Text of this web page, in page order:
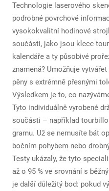
Technologie laserového
podrobné povrchové
vysokokvalitní hodinové
součásti, jako jsou klece
kalendáře a ty působivé
znamená? Umožňuje
pěny s extrémně přesnými
Výsledkem je to, co
Tyto individuálně vyrobené
součásti – například
gramu. Už se nemusíte bát
bočním pohybem nebo
Testy ukázaly, že tyto
až o 95 % ve srovnání s
je další důležitý bod: pokud